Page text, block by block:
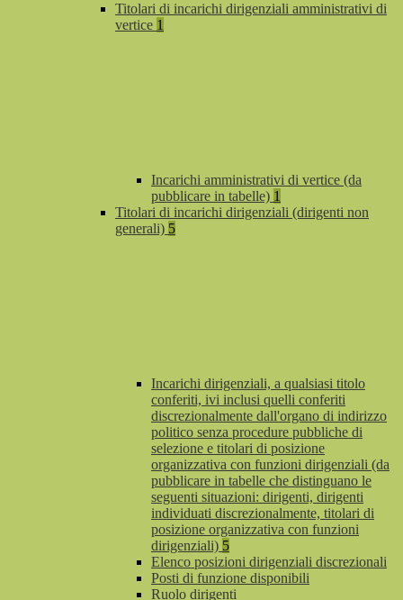
Titolari di incarichi dirigenziali amministrativi di
vertice 1
Incarichi amministrativi di vertice (da
pubblicare in tabelle) 1
Titolari di incarichi dirigenziali (dirigenti non
generali) 5
Incarichi dirigenziali, a qualsiasi titolo
conferiti, ivi inclusi quelli conferiti
discrezionalmente dall'organo di indirizzo
politico senza procedure pubbliche di
selezione e titolari di posizione
organizzativa con funzioni dirigenziali (da
pubblicare in tabelle che distinguano le
seguenti situazioni: dirigenti, dirigenti
individuati discrezionalmente, titolari di
posizione organizzativa con funzioni
dirigenziali) 5
Elenco posizioni dirigenziali discrezionali
Posti di funzione disponibili
Ruolo dirigenti